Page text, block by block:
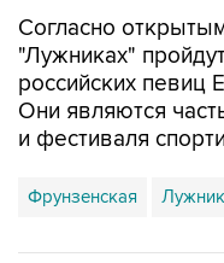
Согласно
"Лужниках"
российских певиц
Они являются
и фестиваля
Фрунзенская